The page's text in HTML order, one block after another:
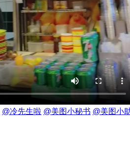
@冷先生啦 @美图小秘书 @美图小